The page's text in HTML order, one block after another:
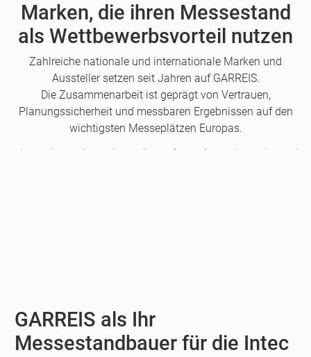
Marken, die ihren Messestand
als Wettbewerbsvorteil nutzen
Zahlreiche nationale und internationale Marken und
Aussteller setzen seit Jahren auf GARREIS.
Die Zusammenarbeit ist geprägt von Vertrauen,
Planungssicherheit und messbaren Ergebnissen auf den
wichtigsten Messeplätzen Europas.
GARREIS als Ihr
Messestandbauer für die Intec